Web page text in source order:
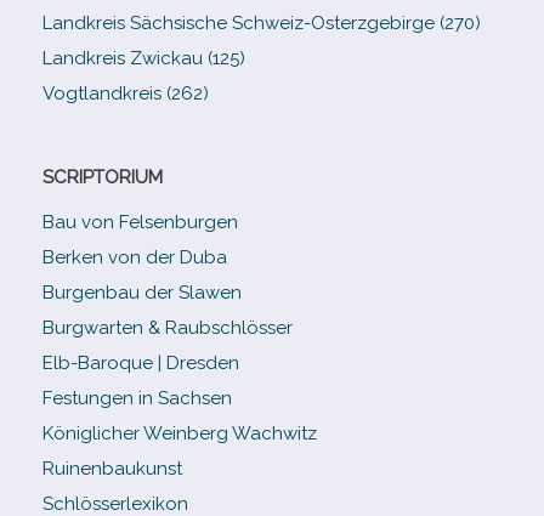
Landkreis Sächsische Schweiz-​Osterzgebirge (270)
Landkreis Zwickau (125)
Vogtlandkreis (262)
SCRIPTORIUM
Bau von Felsenburgen
Berken von der Duba
Burgenbau der Slawen
Burgwarten & Raubschlösser
Elb-​Baroque | Dresden
Festungen in Sachsen
Königlicher Weinberg Wachwitz
Ruinenbaukunst
Schlösserlexikon